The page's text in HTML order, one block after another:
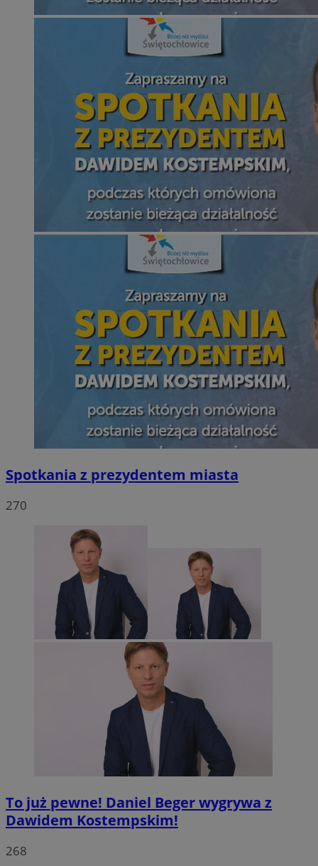
Spotkania z prezydentem miasta
270
To już pewne! Daniel Beger wygrywa z
Dawidem Kostempskim!
268